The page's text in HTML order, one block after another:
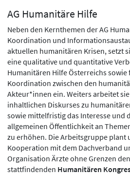
AG Humanitäre Hilfe
Neben den Kernthemen der AG
Koordination und
aktuellen humanitären Krisen, setzt
eine qualitative und quantitative
Humanitären Hilfe Österreichs sowie
Koordination zwischen den
Akteur*innen ein. Weiters arbeitet
inhaltlichen Diskurses zu
sowie mittelfristig das Interesse und
allgemeinen Öffentlichkeit an
zu erhöhen. Die Arbeitsgruppe plant
Kooperation mit dem Dachverband
Organisation Ärzte ohne Grenzen
stattfindenden Humanitären